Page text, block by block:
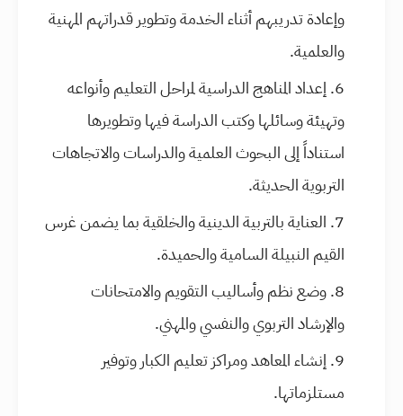
وإعادة تدريبهم أثناء الخدمة وتطوير قدراتهم المهنية
والعلمية.
إعداد المناهج الدراسية لمراحل التعليم وأنواعه
وتهيئة وسائلها وكتب الدراسة فيها وتطويرها
استناداً إلى البحوث العلمية والدراسات والاتجاهات
التربوية الحديثة.
العناية بالتربية الدينية والخلقية بما يضمن غرس
القيم النبيلة السامية والحميدة.
وضع نظم وأساليب التقويم والامتحانات
والإرشاد التربوي والنفسي والمهني.
إنشاء المعاهد ومراكز تعليم الكبار وتوفير
مستلزماتها.